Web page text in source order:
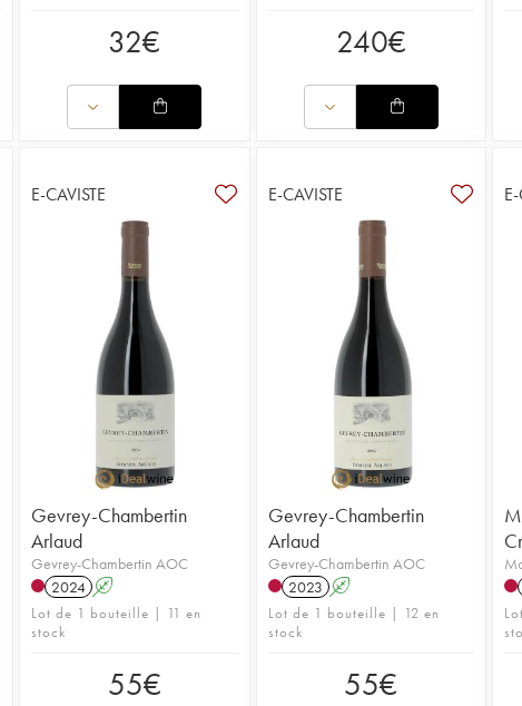
32€ 240€
E-CAVISTE
Gevrey-Chambertin
Arlaud
Gevrey-Chambertin AOC
2024 A
Lot de 1 bouteille | 11 en
stock
55€
E-CAVISTE
Gevrey-Chambertin
Arlaud
Gevrey-Chambertin AOC
2023 A
Lot de 1 bouteille | 12 en
stock
55€